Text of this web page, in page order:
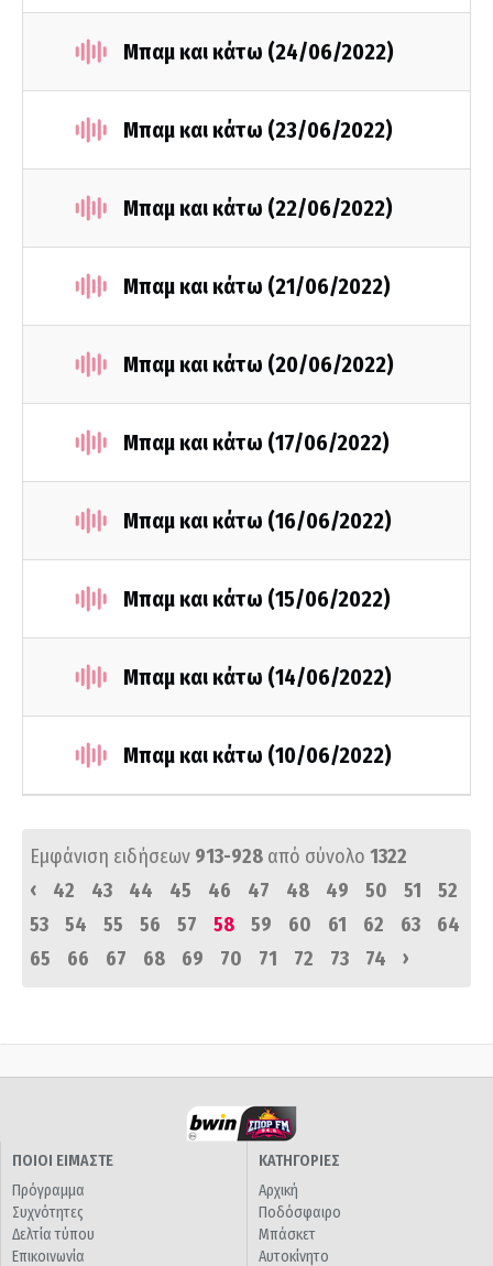
Μπαμ και κάτω (24/06/2022)
Μπαμ και κάτω (23/06/2022)
Μπαμ και κάτω (22/06/2022)
Μπαμ και κάτω (21/06/2022)
Μπαμ και κάτω (20/06/2022)
Μπαμ και κάτω (17/06/2022)
Μπαμ και κάτω (16/06/2022)
Μπαμ και κάτω (15/06/2022)
Μπαμ και κάτω (14/06/2022)
Μπαμ και κάτω (10/06/2022)
Εμφάνιση ειδήσεων 913-928 από σύνολο 1322
‹
42 43 44 45 46 47 48 49 50 51
52
53
54 55 56 57 58 59 60 61 62 63
64
65
66 67 68 69 70 71 72 73 74 ›
ΠΟΙΟΙ ΕΙΜΑΣΤΕ
Πρόγραμμα
Συχνότητες
Δελτία τύπου
Επικοινωνία
ΚΑΤΗΓΟΡΙΕΣ
Αρχική
Ποδόσφαιρο
Μπάσκετ
Αυτοκίνητο